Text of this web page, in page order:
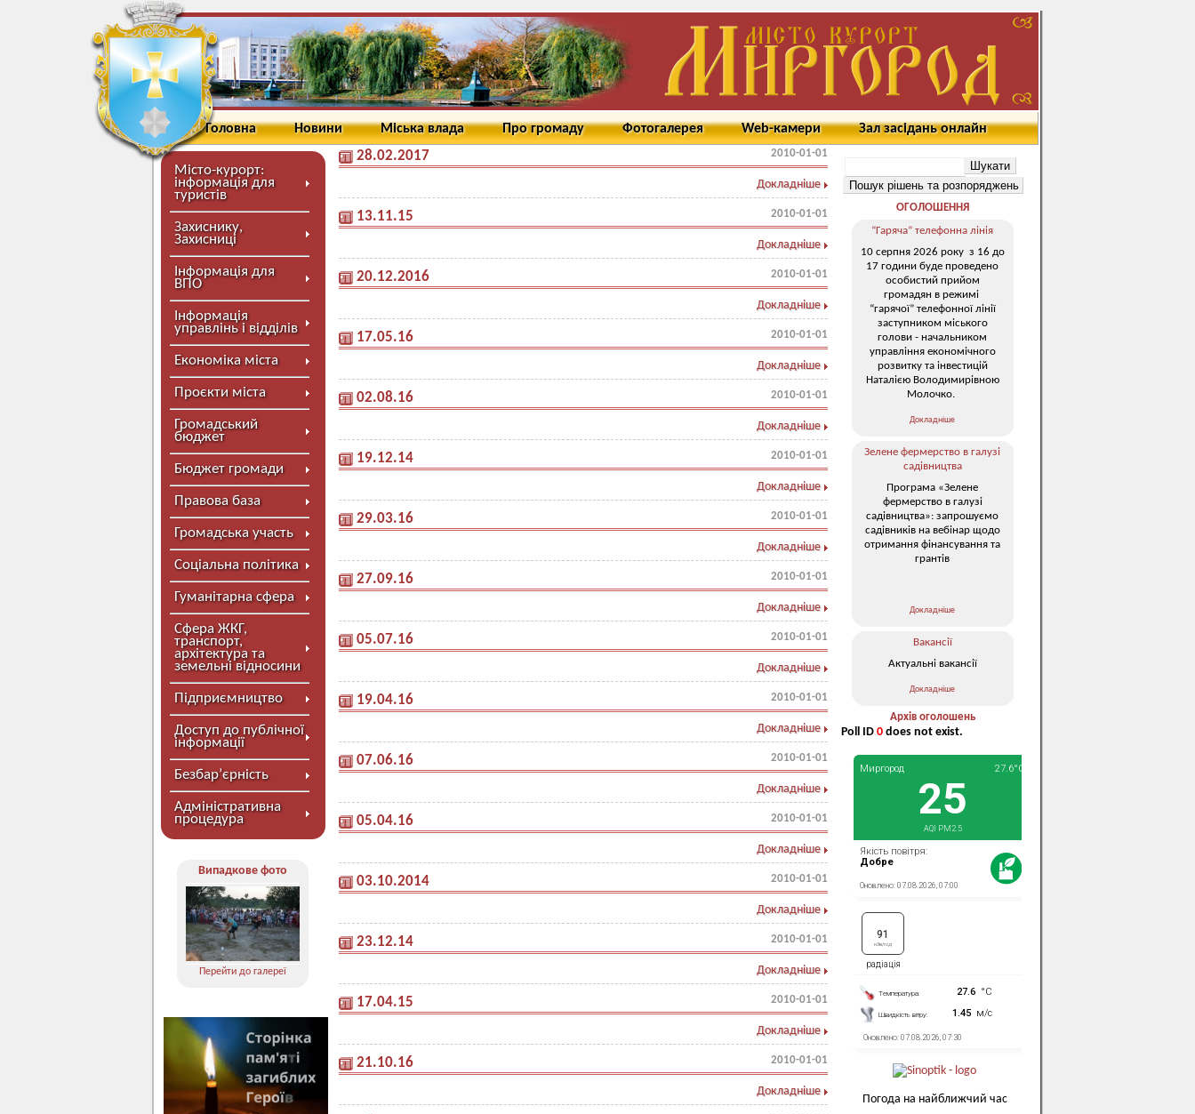
Головна Новини Міська влада Про громаду Фотогалерея Web-камери Зал засідань онлайн
Місто-курорт:
інформація для
туристів
Захиснику,
Захисниці
Інформація для
ВПО
Інформація
управлінь і відділів
Економіка міста
Проєкти міста
Громадський
бюджет
Бюджет громади
Правова база
Громадська участь
Соціальна політика
Гуманітарна сфера
Сфера ЖКГ,
транспорт,
архітектура та
земельні відносини
Підприємництво
Доступ до публічної
інформації
Безбар’єрність
Адміністративна
процедура
Випадкове фото
Перейти до галереї
28.02.2017 2010-01-01
Докладніше
13.11.15 2010-01-01
Докладніше
20.12.2016 2010-01-01
Докладніше
17.05.16 2010-01-01
Докладніше
02.08.16 2010-01-01
Докладніше
19.12.14 2010-01-01
Докладніше
29.03.16 2010-01-01
Докладніше
27.09.16 2010-01-01
Докладніше
05.07.16 2010-01-01
Докладніше
19.04.16 2010-01-01
Докладніше
07.06.16 2010-01-01
Докладніше
05.04.16 2010-01-01
Докладніше
03.10.2014 2010-01-01
Докладніше
23.12.14 2010-01-01
Докладніше
17.04.15 2010-01-01
Докладніше
21.10.16 2010-01-01
Докладніше
ОГОЛОШЕННЯ
“Гаряча” телефонна лінія
10 серпня 2026 року з 16 до
17 години буде проведено
особистий прийом
громадян в режимі
“гарячої” телефонної лінії
заступником міського
голови - начальником
управління економічного
розвитку та інвестицій
Наталією Володимирівною
Молочко.
Докладніше
Зелене фермерство в галузі
садівництва
Програма «Зелене
фермерство в галузі
садівництва»: запрошуємо
садівників на вебінар щодо
отримання фінансування та
грантів
Докладніше
Вакансії
Актуальні вакансії
Докладніше
Архів оголошень
Poll ID 0 does not exist.
Погода на найближчий час